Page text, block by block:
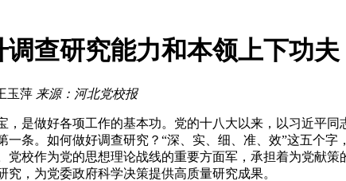
查研究能力和本领上下功夫
玉萍 来源：河北党校报
，是做好各项工作的基本功。党的十八大以来，以习近平
一条。如何做好调查研究？“深、实、细、准、效”这五个
党校作为党的思想理论战线的重要方面军，承担着为党献
，为党委政府科学决策提供高质量研究成果。